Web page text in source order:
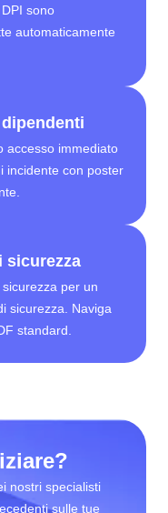
sono
automaticamente
accesso immediato
incidente con poster
sicurezza
per un
sicurezza. Naviga
standard.
nostri specialisti
sulle tue